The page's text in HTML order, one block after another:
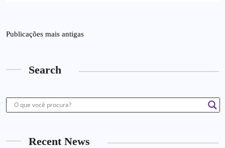
Publicações mais antigas
Search
Recent News